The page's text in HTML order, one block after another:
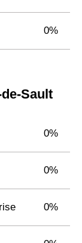
0%
Sault
0%
0%
0%